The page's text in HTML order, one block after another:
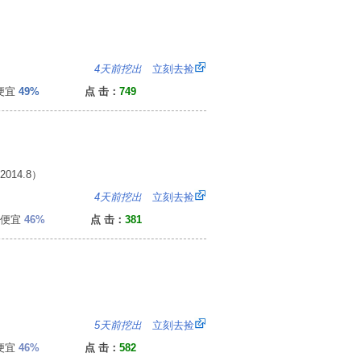
4天前挖出 立刻去捡
49% 点 击： 749
）
4天前挖出 立刻去捡
宜 46% 点 击： 381
5天前挖出 立刻去捡
46% 点 击： 582